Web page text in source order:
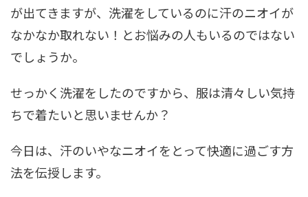
が出てきますが、洗濯をしているのに汗のニオイが
なかなか取れない！とお悩みの人もいるのではない
でしょうか。
せっかく洗濯をしたのですから、服は清々しい気持
ちで着たいと思いませんか？
今日は、汗のいやなニオイをとって快適に過ごす方
法を伝授します。